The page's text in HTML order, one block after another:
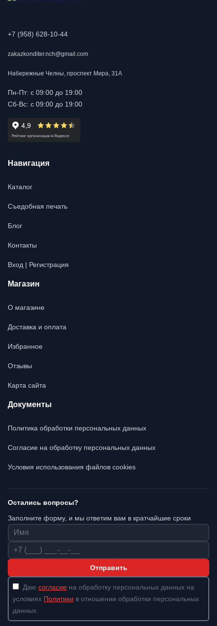
+7 (958) 628-10-44
zakazkonditer.nch@gmail.com
Набережные Челны, проспект Мира, 31А
Пн-Пт: с 09:00 до 19:00
Сб-Вс: с 09:00 до 19:00
Навигация
Каталог
Съедобная печать
Блог
Контакты
Вход | Регистрация
Магазин
О магазине
Доставка и оплата
Избранное
Отзывы
Карта сайта
Документы
Политика обработки персональных данных
Согласие на обработку персональных данных
Условия использования файлов cookies
Остались вопросы?
Заполните форму, и мы ответим вам в кратчайшие сроки
Имя
Телефон
Отправить
Даю согласие на обработку персональных данных на
условиях Политики в отношении обработки персональных
данных.